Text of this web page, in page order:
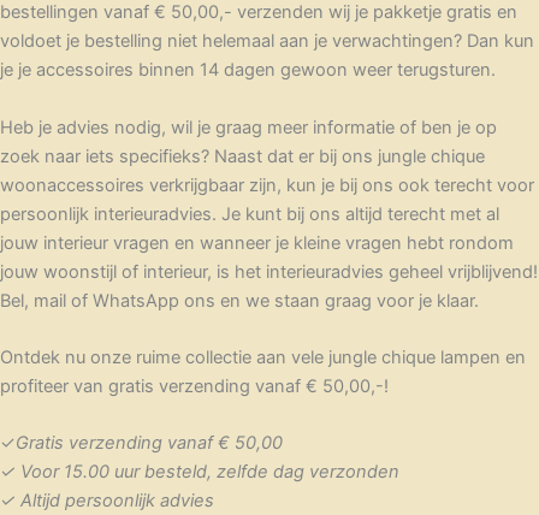
bestellingen vanaf € 50,00,- verzenden wij je pakketje gratis en
voldoet je bestelling niet helemaal aan je verwachtingen? Dan kun
je je accessoires binnen 14 dagen gewoon weer terugsturen.
Heb je advies nodig, wil je graag meer informatie of ben je op
zoek naar iets specifieks? Naast dat er bij ons jungle chique
woonaccessoires verkrijgbaar zijn, kun je bij ons ook terecht voor
persoonlijk interieuradvies. Je kunt bij ons altijd terecht met al
jouw interieur vragen en wanneer je kleine vragen hebt rondom
jouw woonstijl of interieur, is het interieuradvies geheel vrijblijvend!
Bel, mail of WhatsApp ons en we staan graag voor je klaar.
Ontdek nu onze ruime collectie aan vele jungle chique lampen en
profiteer van gratis verzending vanaf € 50,00,-!
✓Gratis verzending vanaf € 50,00
✓ Voor 15.00 uur besteld, zelfde dag verzonden
✓ Altijd persoonlijk advies